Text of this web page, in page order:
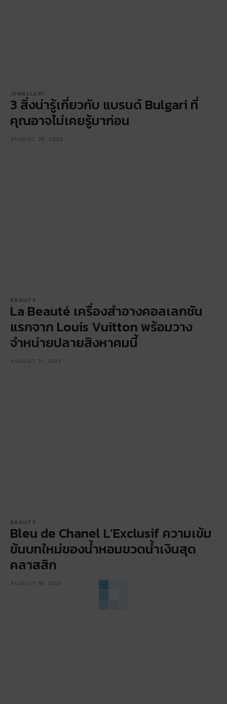
JEWELLERY
3 สิ่งน่ารู้เกี่ยวกับ แบรนด์ Bulgari ที่
คุณอาจไม่เคยรู้มาก่อน
AUGUST 28, 2025
BEAUTY
La Beauté เครื่องสำอางคอลเลกชัน
แรกจาก Louis Vuitton พร้อมวาง
จำหน่ายปลายสิงหาคมนี้
AUGUST 21, 2025
BEAUTY
Bleu de Chanel L’Exclusif ความเข้ม
ข้นบทใหม่ของน้ำหอมขวดน้ำเงินสุด
คลาสสิก
AUGUST 18, 2025